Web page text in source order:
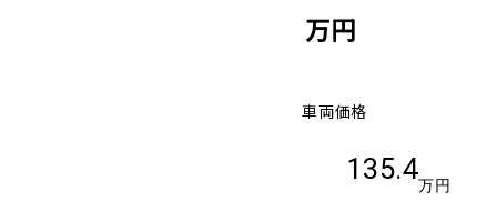
万円
車両価格
135.4
万円